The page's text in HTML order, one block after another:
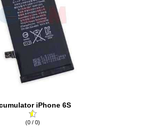
iPhone 6S
(0 / 0)